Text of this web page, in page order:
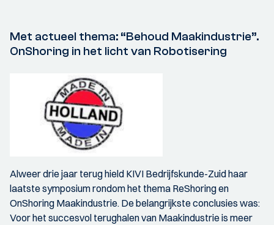
Met actueel thema: “Behoud Maakindustrie”.
OnShoring in het licht van Robotisering
Alweer drie jaar terug hield KIVI Bedrijfskunde-Zuid haar
laatste symposium rondom het thema ReShoring en
OnShoring Maakindustrie. De belangrijkste conclusies was:
Voor het succesvol terughalen van Maakindustrie is meer